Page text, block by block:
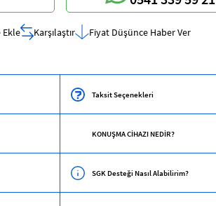
Karşılaştır Fiyat Düşünce Haber Ver
Taksit Seçenekleri
KONUŞMA CİHAZI NEDİR?
SGK Desteği Nasıl Alabilirim?